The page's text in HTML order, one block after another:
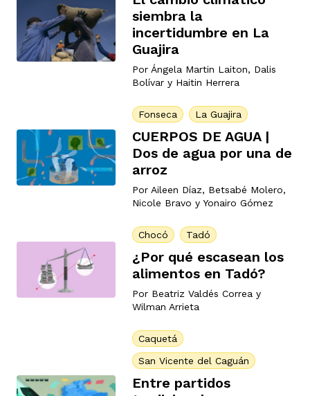
siembra la
incertidumbre en La
Guajira
Por Ángela Martin Laiton, Dalis
Bolívar y Haitin Herrera
Fonseca La Guajira
CUERPOS DE AGUA |
Dos de agua por una de
arroz
Por Aileen Díaz, Betsabé Molero,
Nicole Bravo y Yonairo Gómez
Chocó Tadó
¿Por qué escasean los
alimentos en Tadó?
Por Beatriz Valdés Correa y
Wilman Arrieta
Caquetá
San Vicente del Caguán
Entre partidos